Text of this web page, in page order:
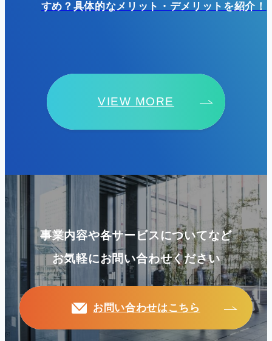
すめ？具体的なメリット・デメリットを紹介！
VIEW MORE
事業内容や各サービスについてなど
お気軽にお問い合わせください
お問い合わせはこちら